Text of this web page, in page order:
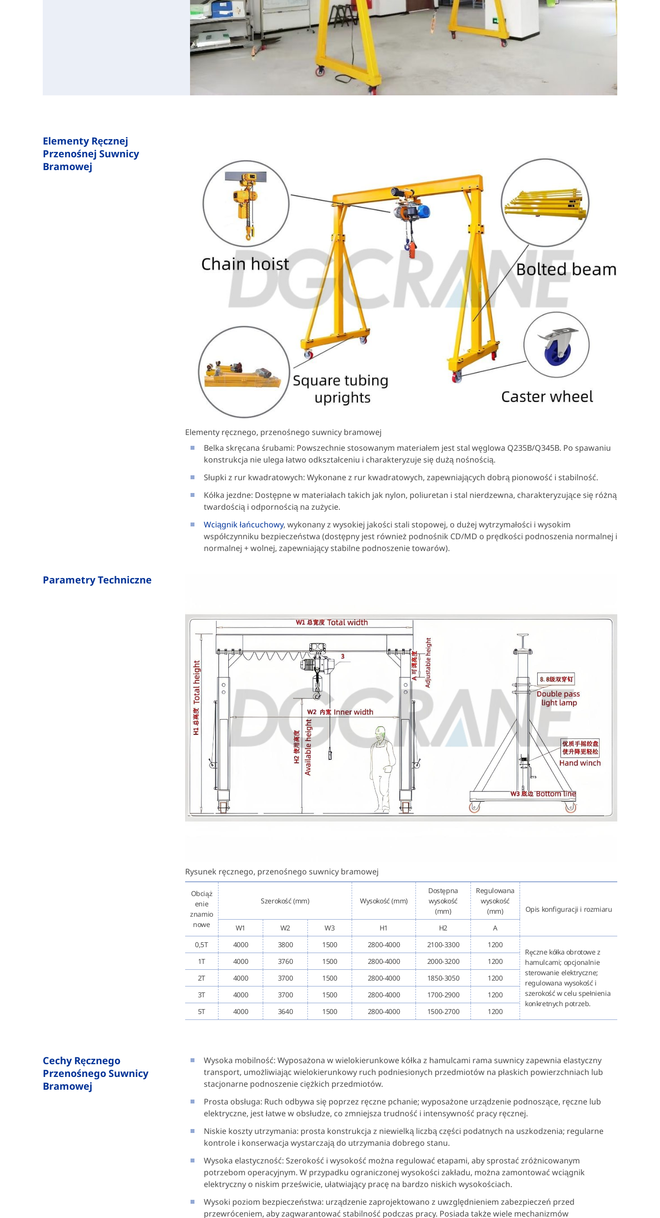
Elementy Ręcznej
Przenośnej Suwnicy
Bramowej
Elementy ręcznego, przenośnego suwnicy bramowej
Belka skręcana śrubami: Powszechnie stosowanym materiałem jest stal węglowa Q235B/Q345B. Po spawaniu
konstrukcja nie ulega łatwo odkształceniu i charakteryzuje się dużą nośnością.
Słupki z rur kwadratowych: Wykonane z rur kwadratowych, zapewniających dobrą pionowość i stabilność.
Kółka jezdne: Dostępne w materiałach takich jak nylon, poliuretan i stal nierdzewna, charakteryzujące się różną
twardością i odpornością na zużycie.
Wciągnik łańcuchowy, wykonany z wysokiej jakości stali stopowej, o dużej wytrzymałości i wysokim
współczynniku bezpieczeństwa (dostępny jest również podnośnik CD/MD o prędkości podnoszenia normalnej i
normalnej + wolnej, zapewniający stabilne podnoszenie towarów).
Parametry Techniczne
Rysunek ręcznego, przenośnego suwnicy bramowej
Obciąż
enie
znamio
nowe
Szerokość (mm) Wysokość (mm)
Dostępna
wysokość
(mm)
Regulowana
wysokość
(mm)
Opis konfiguracji i rozmiaru
W1
W2 W3 H1 H2
A
0,5T
4000 3800 1500 2800-4000 2100-3300 1200
Ręczne kółka obrotowe z
hamulcami; opcjonalnie
sterowanie elektryczne;
regulowana wysokość i
szerokość w celu spełnienia
konkretnych potrzeb.
1T 4000 3760 1500 2800-4000 2000-3200
1200
2T
4000 3700 1500 2800-4000 1850-3050
1200
3T
4000 3700 1500 2800-4000 1700-2900
1200
5T
4000 3640 1500 2800-4000 1500-2700 1200
Cechy Ręcznego
Przenośnego Suwnicy
Bramowej
Wysoka mobilność: Wyposażona w wielokierunkowe kółka z hamulcami rama suwnicy zapewnia elastyczny
transport, umożliwiając wielokierunkowy ruch podniesionych przedmiotów na płaskich powierzchniach lub
stacjonarne podnoszenie ciężkich przedmiotów.
Prosta obsługa: Ruch odbywa się poprzez ręczne pchanie; wyposażone urządzenie podnoszące, ręczne lub
elektryczne, jest łatwe w obsłudze, co zmniejsza trudność i intensywność pracy ręcznej.
Niskie koszty utrzymania: prosta konstrukcja z niewielką liczbą części podatnych na uszkodzenia; regularne
kontrole i konserwacja wystarczają do utrzymania dobrego stanu.
Wysoka elastyczność: Szerokość i wysokość można regulować etapami, aby sprostać zróżnicowanym
potrzebom operacyjnym. W przypadku ograniczonej wysokości zakładu, można zamontować wciągnik
elektryczny o niskim prześwicie, ułatwiający pracę na bardzo niskich wysokościach.
Wysoki poziom bezpieczeństwa: urządzenie zaprojektowano z uwzględnieniem zabezpieczeń przed
przewróceniem, aby zagwarantować stabilność podczas pracy. Posiada także wiele mechanizmów